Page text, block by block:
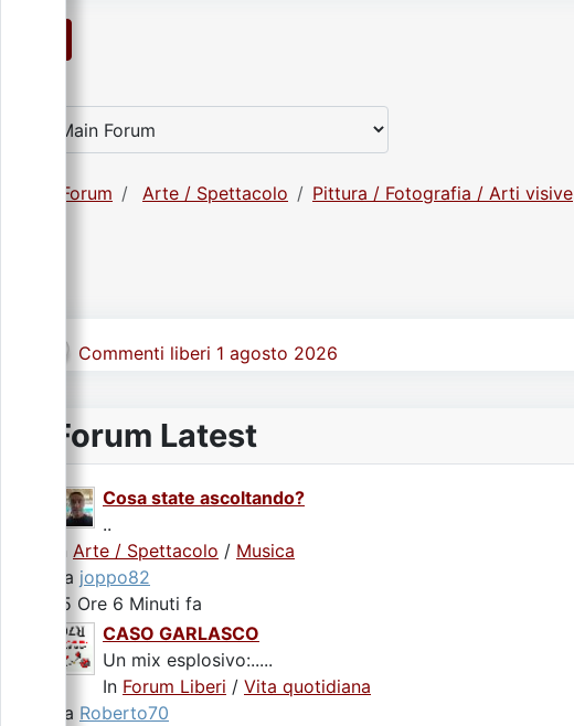
Forum Arte / Spettacolo Pittura / Fotografia / Arti visive
Commenti liberi 1 agosto 2026
Forum Latest
Cosa state ascoltando?
..
Arte / Spettacolo / Musica
da joppo82
15 Ore 6 Minuti fa
CASO GARLASCO
Un mix esplosivo:.....
In Forum Liberi / Vita quotidiana
da Roberto70